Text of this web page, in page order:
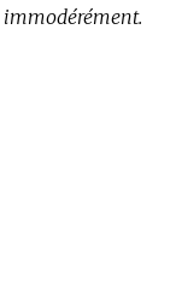
immodérément.